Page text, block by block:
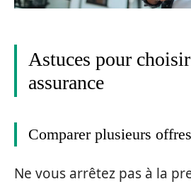
Astuces pour
assurance
Comparer plusieurs offres
Ne vous arrêtez pas à la